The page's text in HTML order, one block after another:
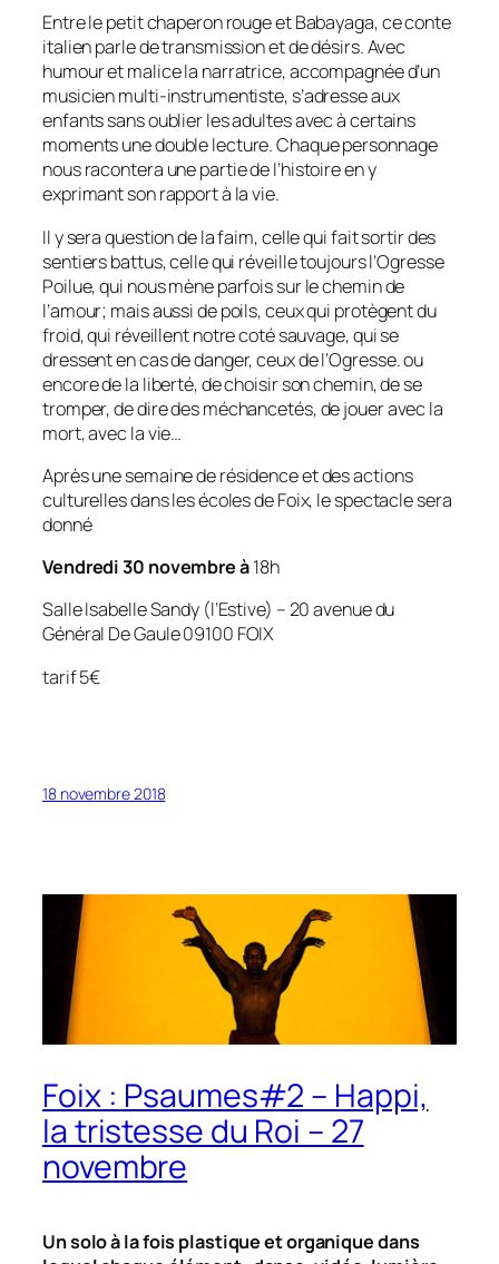
Entre le petit chaperon rouge et Babayaga, ce conte
italien parle de transmission et de désirs. Avec
humour et malice la narratrice, accompagnée d’un
musicien multi-instrumentiste, s’adresse aux
enfants sans oublier les adultes avec à certains
moments une double lecture. Chaque personnage
nous racontera une partie de l’histoire en y
exprimant son rapport à la vie.
Il y sera question de la faim, celle qui fait sortir des
sentiers battus, celle qui réveille toujours l’Ogresse
Poilue, qui nous mène parfois sur le chemin de
l’amour; mais aussi de poils, ceux qui protègent du
froid, qui réveillent notre coté sauvage, qui se
dressent en cas de danger, ceux de l’Ogresse. ou
encore de la liberté, de choisir son chemin, de se
tromper, de dire des méchancetés, de jouer avec la
mort, avec la vie…
Après une semaine de résidence et des actions
culturelles dans les écoles de Foix, le spectacle sera
donné
Vendredi 30 novembre à18h
Salle Isabelle Sandy (l’Estive) – 20 avenue du
Général De Gaule 09100 FOIX
tarif 5€
18 novembre 2018
Foix : Psaumes#2 – Happi,
la tristesse du Roi – 27
novembre
Un solo à la fois plastique et organique dans